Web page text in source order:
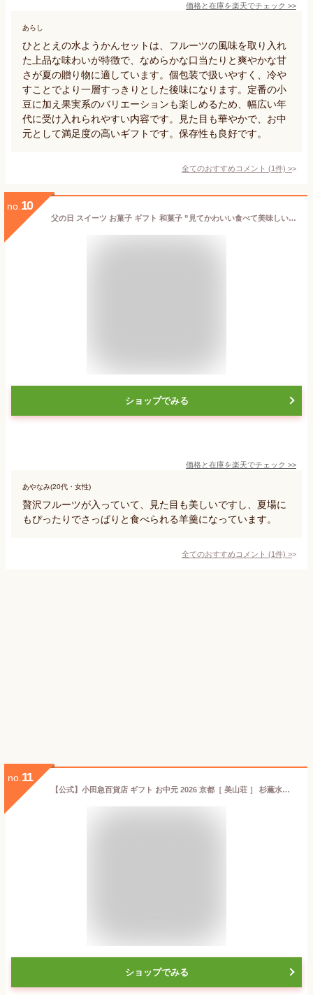
価格と在庫を楽天でチェック >>
あらし
ひととえの水ようかんセットは、フルーツの風味を取り入れ
た上品な味わいが特徴で、なめらかな口当たりと爽やかな甘
さが夏の贈り物に適しています。個包装で扱いやすく、冷や
すことでより一層すっきりとした後味になります。定番の小
豆に加え果実系のバリエーションも楽しめるため、幅広い年
代に受け入れられやすい内容です。見た目も華やかで、お中
元として満足度の高いギフトです。保存性も良好です。
全てのおすすめコメント (1件) >
no. 10
父の日 スイーツ お菓子 ギフト 和菓子 ”見てかわいい食べて美味しい和スイーツ” 中島大祥堂 ひととえ 贅沢フルーツの水ようかん 6個入 / Hitotoe 水 ようかん フルーツ 内祝い 出産内祝い 結婚内祝い 快気祝い JGS 送料無料 プレゼント お返し 父の日ギフト お中元
ショップでみる
価格と在庫を楽天でチェック >>
あやなみ(20代・女性)
贅沢フルーツが入っていて、見た目も美しいですし、夏場に
もぴったりでさっぱりと食べられる羊羹になっています。
全てのおすすめコメント (1件) >
no. 11
【公式】小田急百貨店 ギフト お中元 2026 京都［ 美山荘 ］ 杉薫水羊羹 すぎかおるみずようかん ｜指定の希望期間に順次お届け※北海道・四国・九州・沖縄・離島へは届不可
ショップでみる